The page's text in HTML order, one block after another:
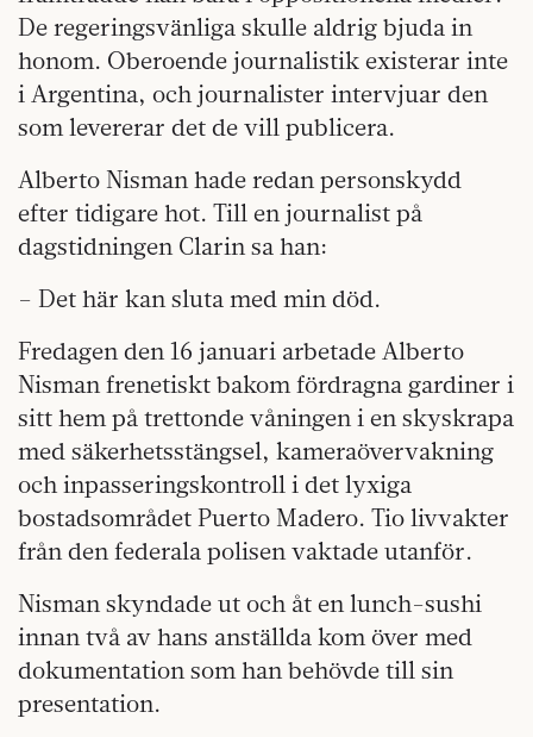
De regeringsvänliga skulle aldrig bjuda in
honom. Oberoende journalistik existerar inte
i Argentina, och journalister intervjuar den
som levererar det de vill publicera.
Alberto Nisman hade redan personskydd
efter tidigare hot. Till en journalist på
dagstidningen Clarin sa han:
– Det här kan sluta med min död.
Fredagen den 16 januari arbetade Alberto
Nisman frenetiskt bakom fördragna gardiner i
sitt hem på trettonde våningen i en skyskrapa
med säkerhetsstängsel, kameraövervakning
och inpasseringskontroll i det lyxiga
bostadsområdet Puerto Madero. Tio livvakter
från den federala polisen vaktade utanför.
Nisman skyndade ut och åt en lunch-sushi
innan två av hans anställda kom över med
dokumentation som han behövde till sin
presentation.